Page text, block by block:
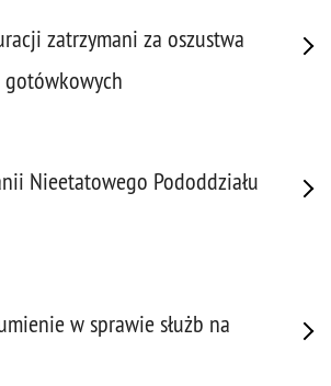
zatrzymani za oszustwa
gotówkowych
Nieetatowego Pododdziału
w sprawie służb na